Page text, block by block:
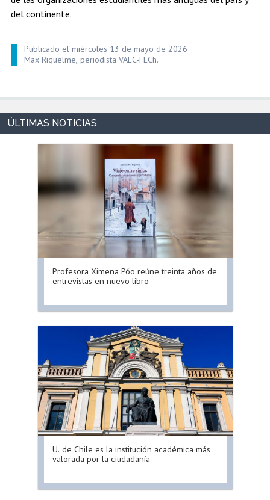
del continente.
Publicado el miércoles 13 de mayo de 2026
Max Riquelme, periodista VAEC-FECh.
Profesora Ximena Póo reúne treinta años de
entrevistas en nuevo libro
U. de Chile es la institución académica más
valorada por la ciudadanía